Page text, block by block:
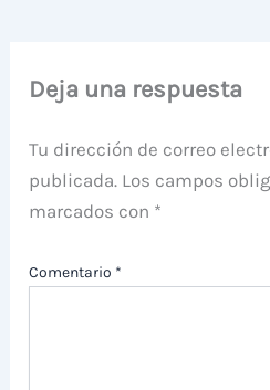
Deja una respuesta
Tu dirección de correo
publicada. Los campos
marcados con *
Comentario *